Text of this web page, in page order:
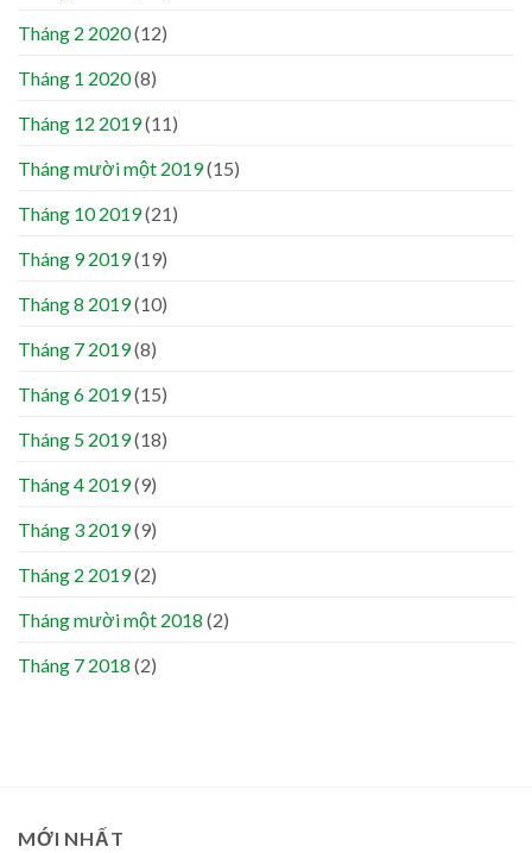
Tháng 2 2020(12)
Tháng 1 2020(8)
Tháng 12 2019(11)
Tháng mười một 2019(15)
Tháng 10 2019(21)
Tháng 9 2019(19)
Tháng 8 2019(10)
Tháng 7 2019(8)
Tháng 6 2019(15)
Tháng 5 2019(18)
Tháng 4 2019(9)
Tháng 3 2019(9)
Tháng 2 2019(2)
Tháng mười một 2018 (2)
Tháng 7 2018 (2)
MỚI NHẤT